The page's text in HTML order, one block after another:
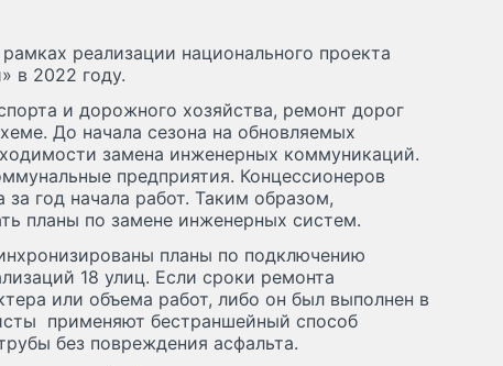
реализации национального проекта
в 2022 году.
и дорожного хозяйства, ремонт дорог
До начала сезона на обновляемых
замена инженерных коммуникаций.
предприятия. Концессионеров
год начала работ. Таким образом,
планы по замене инженерных систем.
планы по подключению
18 улиц. Если сроки ремонта
или объема работ, либо он был выполнен в
применяют бестраншейный способ
без повреждения асфальта.